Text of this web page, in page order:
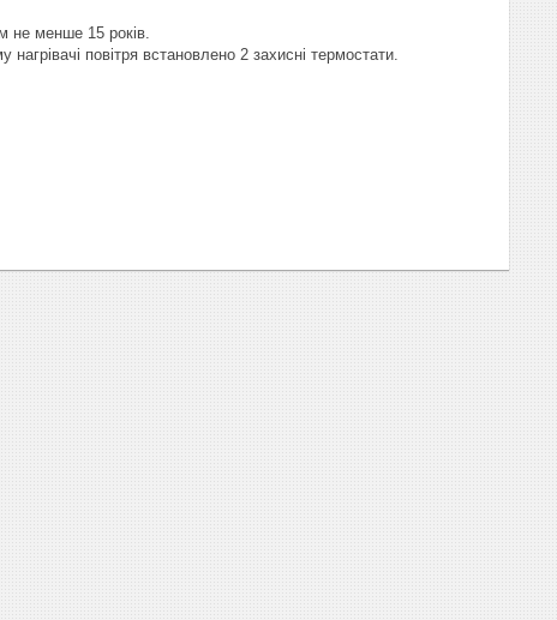
не менше 15 років.
повітря встановлено 2 захисні термостати.